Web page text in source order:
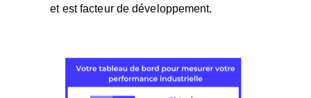
et est facteur de développement.